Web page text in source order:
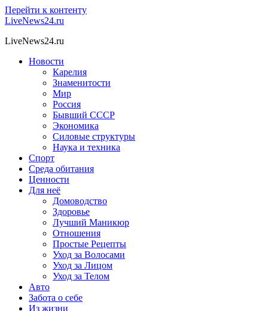
Перейти к контенту
LiveNews24.ru
LiveNews24.ru
Новости
Карелия
Знаменитости
Мир
Россия
Бывший СССР
Экономика
Силовые структуры
Наука и техника
Спорт
Среда обитания
Ценности
Для неё
Домоводство
Здоровье
Лучший Маникюр
Отношения
Простые Рецепты
Уход за Волосами
Уход за Лицом
Уход за Телом
Авто
Забота о себе
Из жизни